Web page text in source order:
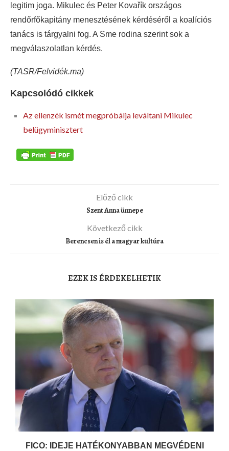
legitim joga. Mikulec és Peter Kovařík országos
rendőrfőkapitány menesztésének kérdéséről a koalíciós
tanács is tárgyalni fog. A Sme rodina szerint sok a
megválaszolatlan kérdés.
(TASR/Felvidék.ma)
Kapcsolódó cikkek
Az ellenzék ismét megpróbálja leváltani Mikulec
belügyminisztert
Előző cikk
Szent Anna ünnepe
Következő cikk
Berencsen is él a magyar kultúra
EZEK IS ÉRDEKELHETIK
FICO: IDEJE HATÉKONYABBAN MEGVÉDENI